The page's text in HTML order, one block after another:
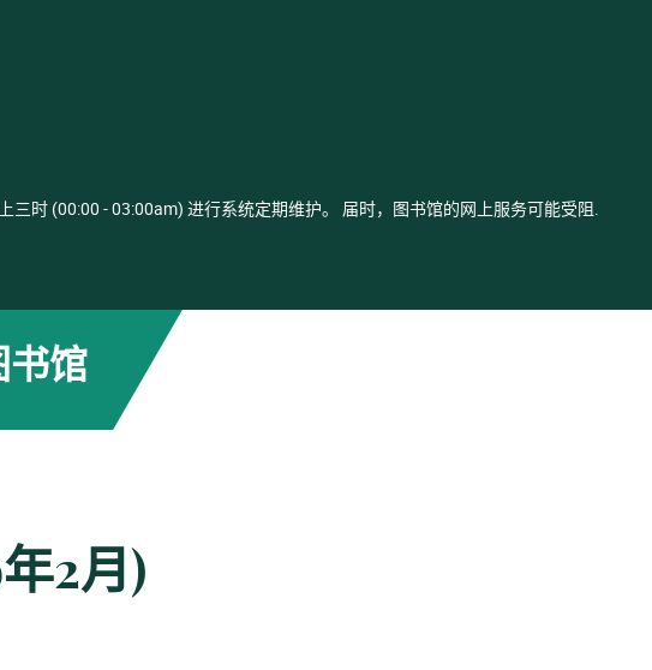
三时 (00:00 - 03:00am) 进行系统定期维护。 届时，图书馆的网上服务可能受阻.
书馆
2月)